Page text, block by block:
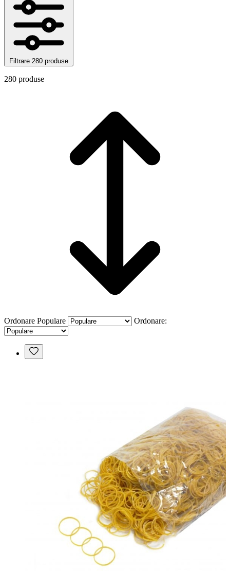
Filtrare 280 produse
280 produse
Ordonare Populare Ordonare: